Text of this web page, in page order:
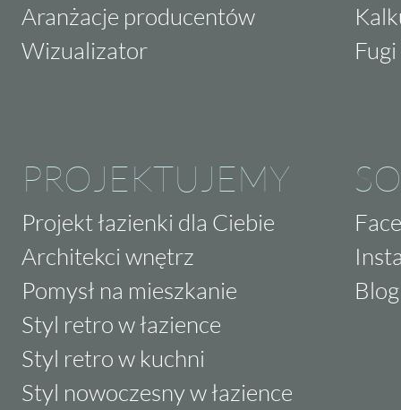
Aranżacje producentów
Wizualizator
PROJEKTUJEMY
Projekt łazienki dla Ciebie
Architekci wnętrz
Pomysł na mieszkanie
Styl retro w łazience
Styl retro w kuchni
Styl nowoczesny w łazience
Blog